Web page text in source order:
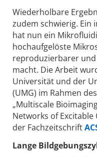
Wiederholbare
zudem schwierig. Ein
hat nun ein
hochaufgelöste
reproduzierbarer
macht. Die Arbeit
Universität und der
(UMG) im Rahmen
„Multiscale
Networks of Excitable
der Fachzeitschrift
Lange